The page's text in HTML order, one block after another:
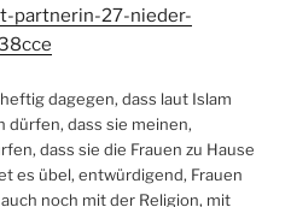
partnerin-27-nieder-
dagegen, dass laut Islam
dürfen, dass sie meinen,
dass sie die Frauen zu Hause
es übel, entwürdigend, Frauen
noch mit der Religion, mit